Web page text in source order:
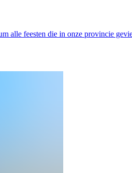
alle feesten die in onze provincie